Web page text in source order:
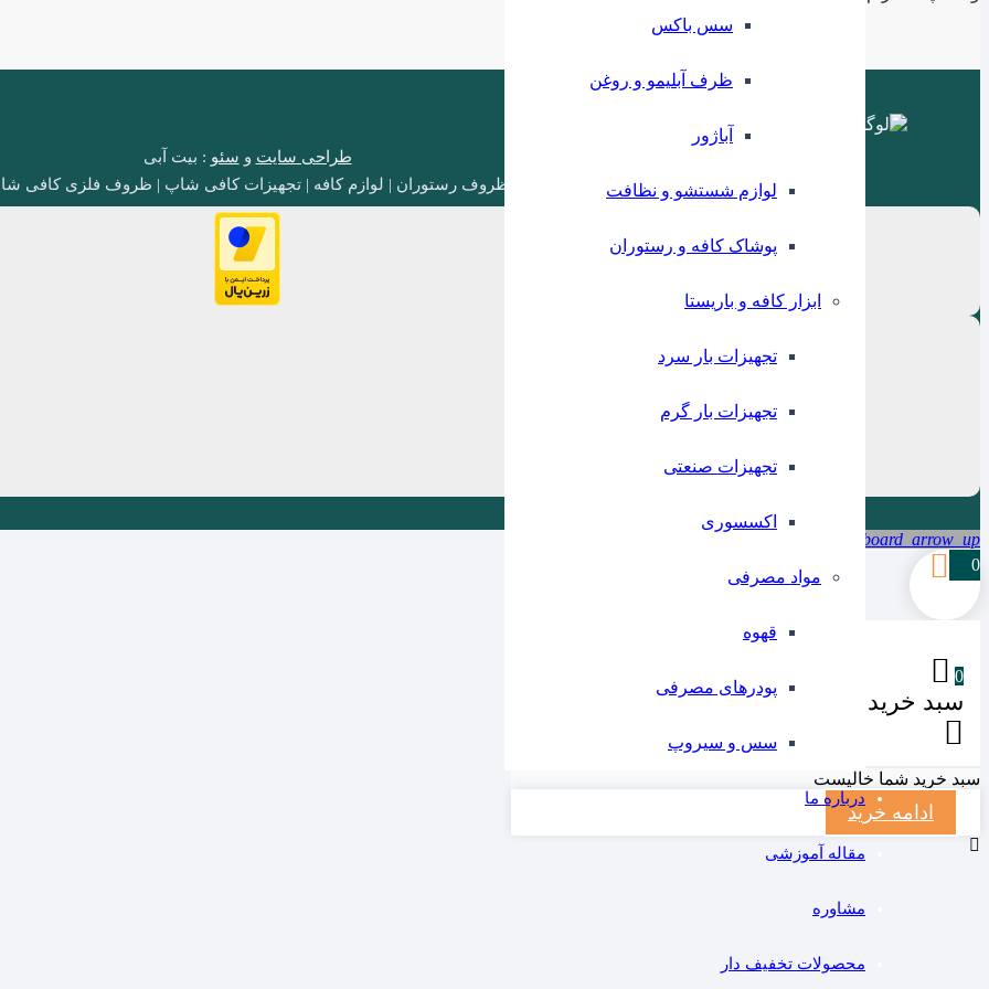
سس باکس
ظرف آبلیمو و روغن
آباژور
لوازم شستشو و نظافت
پوشاک کافه و رستوران
ابزار کافه و باریستا
تجهیزات بار سرد
تجهیزات بار گرم
تجهیزات صنعتی
اکسسوری
مواد مصرفی
قهوه
پودرهای مصرفی
سس و سیروپ
درباره ما
مقاله آموزشی
مشاوره
محصولات تخفیف دار
طراحی سایت و سئو : بیت آبی
ظروف رستوران | لوازم کافه | تجهیزات کافی شاپ | ظروف فلزی کافی
keyboard_arrow_up
0
0
سبد خرید شما
سبد خرید شما خالیست
ادامه خرید